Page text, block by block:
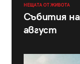
НЕЩАТА ОТ ЖИВОТА
Събития
август